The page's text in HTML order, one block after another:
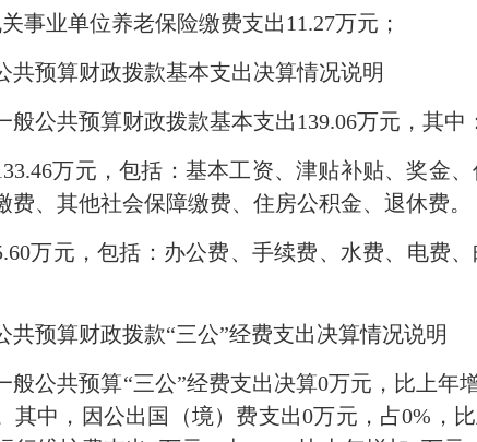
关事业单位养老保险缴费支出11.27万元；
共预算财政拨款基本支出决算情况说明
般公共预算财政拨款基本支出139.06万元，其中：
万元，包括：基本工资、津贴补贴、奖金
费、其他社会保障缴费、住房公积金、退休费。
万元，包括：办公费、手续费、水费、电费
共预算财政拨款“三公”经费支出决算情况说明
般公共预算“三公”经费支出决算0万元，比上
其中，因公出国（境）费支出0万元，占0%，